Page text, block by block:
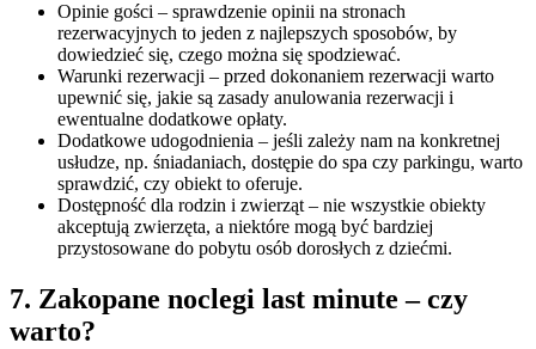
Opinie gości – sprawdzenie opinii na stronach
rezerwacyjnych to jeden z najlepszych sposobów, by
dowiedzieć się, czego można się spodziewać.
Warunki rezerwacji – przed dokonaniem rezerwacji warto
upewnić się, jakie są zasady anulowania rezerwacji i
ewentualne dodatkowe opłaty.
Dodatkowe udogodnienia – jeśli zależy nam na konkretnej
usłudze, np. śniadaniach, dostępie do spa czy parkingu, warto
sprawdzić, czy obiekt to oferuje.
Dostępność dla rodzin i zwierząt – nie wszystkie obiekty
akceptują zwierzęta, a niektóre mogą być bardziej
przystosowane do pobytu osób dorosłych z dziećmi.
7. Zakopane noclegi last minute – czy
warto?